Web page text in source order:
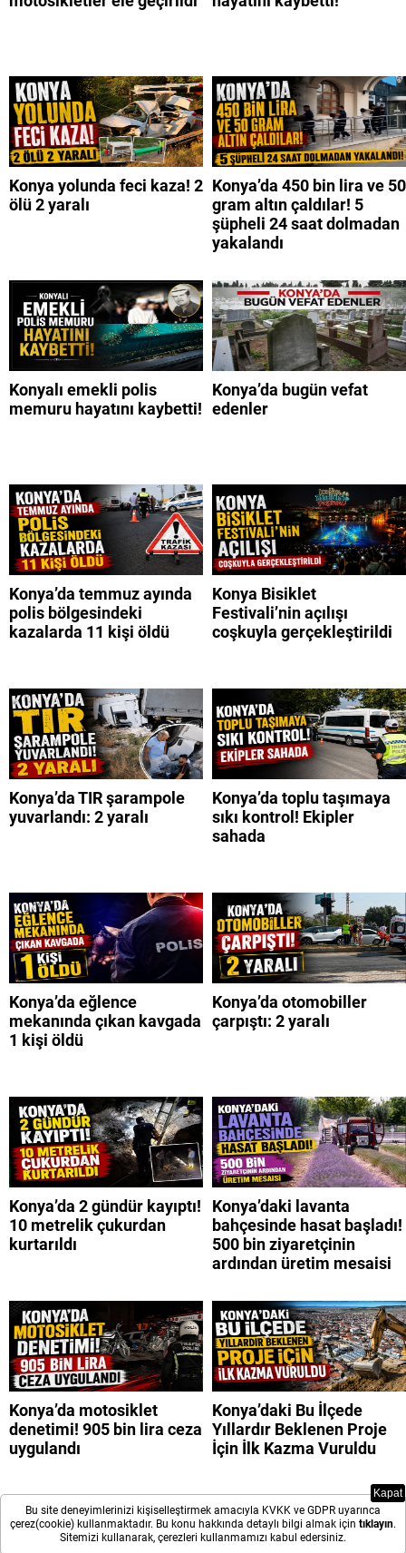
Konya yolunda feci kaza! 2
ölü 2 yaralı
Konya’da 450 bin lira ve 50
gram altın çaldılar! 5
şüpheli 24 saat dolmadan
yakalandı
Konyalı emekli polis
memuru hayatını kaybetti!
Konya’da bugün vefat
edenler
Konya’da temmuz ayında
polis bölgesindeki
kazalarda 11 kişi öldü
Konya Bisiklet
Festivali’nin açılışı
coşkuyla gerçekleştirildi
Konya’da TIR şarampole
yuvarlandı: 2 yaralı
Konya’da toplu taşımaya
sıkı kontrol! Ekipler
sahada
Konya’da eğlence
mekanında çıkan kavgada
1 kişi öldü
Konya’da otomobiller
çarpıştı: 2 yaralı
Konya’da 2 gündür kayıptı!
10 metrelik çukurdan
kurtarıldı
Konya’daki lavanta
bahçesinde hasat başladı!
500 bin ziyaretçinin
ardından üretim mesaisi
Konya’da motosiklet
denetimi! 905 bin lira ceza
uygulandı
Konya’daki Bu İlçede
Yıllardır Beklenen Proje
İçin İlk Kazma Vuruldu
Bu site deneyimlerinizi kişiselleştirmek amacıyla KVKK ve GDPR uyarınca
çerez(cookie) kullanmaktadır. Bu konu hakkında detaylı bilgi almak için tıklayın.
Sitemizi kullanarak, çerezleri kullanmamızı kabul edersiniz.
Kapat